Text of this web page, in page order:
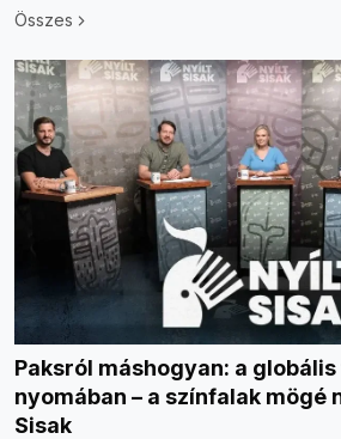
Összes
Paksról máshogyan: a
nyomában – a színfalak mögé
Sisak